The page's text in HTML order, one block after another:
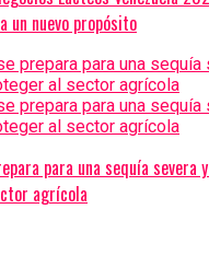
un nuevo propósito
para una sequía severa
agrícola